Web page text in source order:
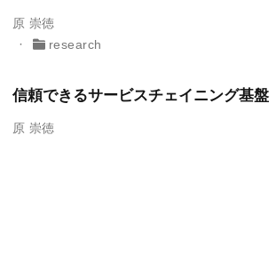
原 崇徳
research
信頼できるサービスチェイニング基盤
原 崇徳